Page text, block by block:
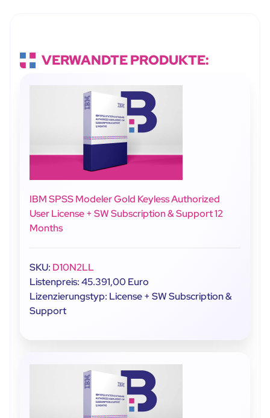
VERWANDTE PRODUKTE:
IBM SPSS Modeler Gold Keyless Authorized
User License + SW Subscription & Support 12
Months
SKU: D10N2LL
Listenpreis: 45.391,00 Euro
Lizenzierungstyp: License + SW Subscription &
Support